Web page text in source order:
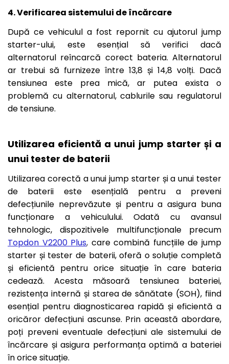
4. Verificarea sistemului de încărcare
După ce vehiculul a fost repornit cu ajutorul jump
starter-ului, este esențial să verifici dacă
alternatorul reîncarcă corect bateria. Alternatorul
ar trebui să furnizeze între 13,8 și 14,8 volți. Dacă
tensiunea este prea mică, ar putea exista o
problemă cu alternatorul, cablurile sau regulatorul
de tensiune.
Utilizarea eficientă a unui jump starter și a
unui tester de baterii
Utilizarea corectă a unui jump starter și a unui tester
de baterii este esențială pentru a preveni
defecțiunile neprevăzute și pentru a asigura buna
funcționare a vehiculului. Odată cu avansul
tehnologic, dispozitivele multifuncționale precum
Topdon V2200 Plus, care combină funcțiile de jump
starter și tester de baterii, oferă o soluție completă
și eficientă pentru orice situație în care bateria
cedează. Acesta măsoară tensiunea bateriei,
rezistența internă și starea de sănătate (SOH), fiind
esențial pentru diagnosticarea rapidă și eficientă a
oricăror defecțiuni ascunse. Prin această abordare,
poți preveni eventuale defecțiuni ale sistemului de
încărcare și asigura performanța optimă a bateriei
în orice situație.